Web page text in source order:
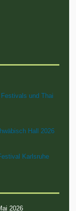
und Thai
Hall 2026
Karlsruhe
2026